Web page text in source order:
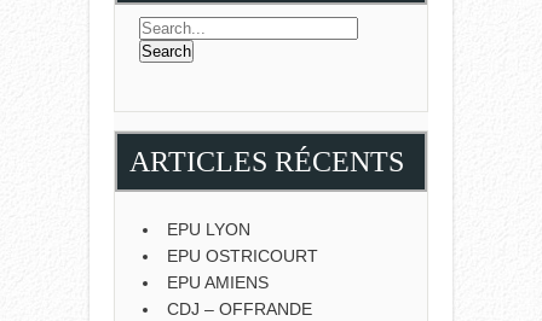
ARTICLES RÉCENTS
EPU LYON
EPU OSTRICOURT
EPU AMIENS
CDJ – OFFRANDE